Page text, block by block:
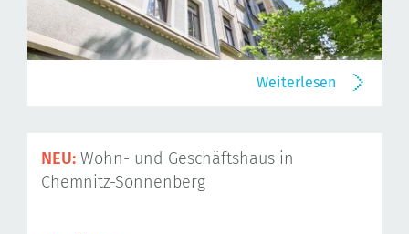
Weiterlesen
NEU: Wohn- und Geschäftshaus in
Chemnitz-Sonnenberg